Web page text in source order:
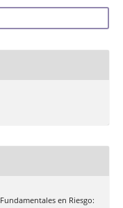
en Riesgo: